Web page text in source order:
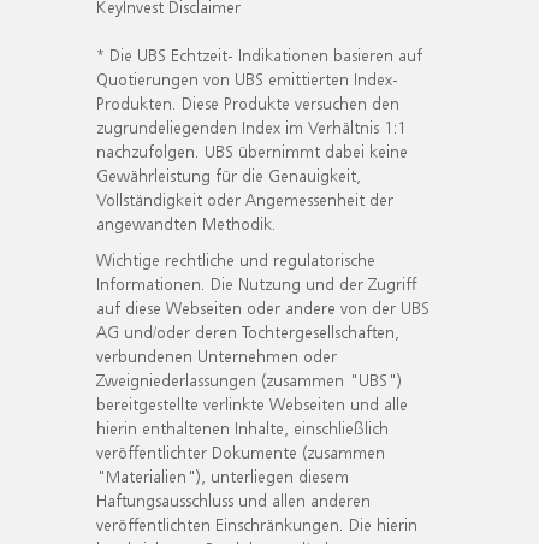
KeyInvest Disclaimer
* Die UBS Echtzeit- Indikationen basieren auf
Quotierungen von UBS emittierten Index-
Produkten. Diese Produkte versuchen den
zugrundeliegenden Index im Verhältnis 1:1
nachzufolgen. UBS übernimmt dabei keine
Gewährleistung für die Genauigkeit,
Vollständigkeit oder Angemessenheit der
angewandten Methodik.
Wichtige rechtliche und regulatorische
Informationen. Die Nutzung und der Zugriff
auf diese Webseiten oder andere von der UBS
AG und/oder deren Tochtergesellschaften,
verbundenen Unternehmen oder
Zweigniederlassungen (zusammen "UBS")
bereitgestellte verlinkte Webseiten und alle
hierin enthaltenen Inhalte, einschließlich
veröffentlichter Dokumente (zusammen
"Materialien"), unterliegen diesem
Haftungsausschluss und allen anderen
veröffentlichten Einschränkungen. Die hierin